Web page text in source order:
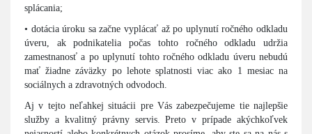
splácania;
• dotácia úroku sa začne vyplácať až po uplynutí ročného odkladu
úveru, ak podnikatelia počas tohto ročného odkladu udržia
zamestnanosť a po uplynutí tohto ročného odkladu úveru nebudú
mať žiadne záväzky po lehote splatnosti viac ako 1 mesiac na
sociálnych a zdravotných odvodoch.
Aj v tejto neľahkej situácii pre Vás zabezpečujeme tie najlepšie
služby a kvalitný právny servis. Preto v prípade akýchkoľvek